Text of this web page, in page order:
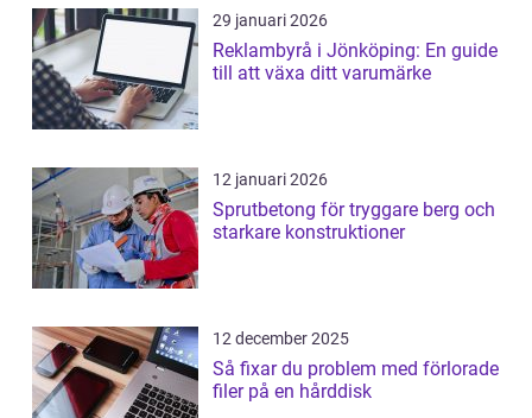
29 januari 2026
Reklambyrå i Jönköping: En guide
till att växa ditt varumärke
12 januari 2026
Sprutbetong för tryggare berg och
starkare konstruktioner
12 december 2025
Så fixar du problem med förlorade
filer på en hårddisk